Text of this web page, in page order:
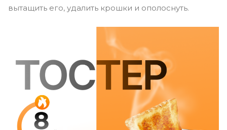
вытащить его, удалить крошки и ополоснуть.